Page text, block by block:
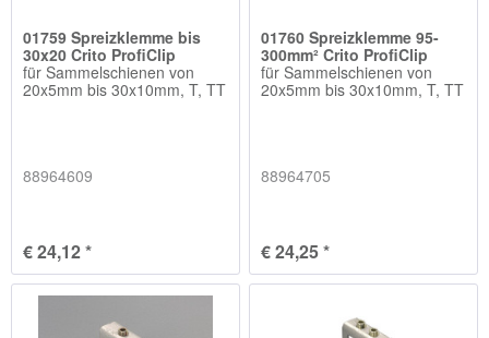
01759 Spreizklemme bis
30x20 Crito ProfiClip
für Sammelschienen von
20x5mm bis 30x10mm, T, TT
88964609
€ 24,12 *
01760 Spreizklemme 95-
300mm² Crito ProfiClip
für Sammelschienen von
20x5mm bis 30x10mm, T, TT
88964705
€ 24,25 *